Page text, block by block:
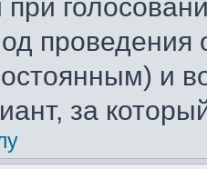
при
проведения
и
за